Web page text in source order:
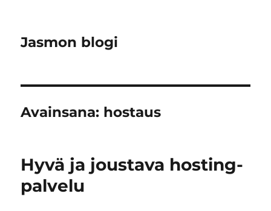
Jasmon blogi
Avainsana: hostaus
Hyvä ja joustava hosting-
palvelu